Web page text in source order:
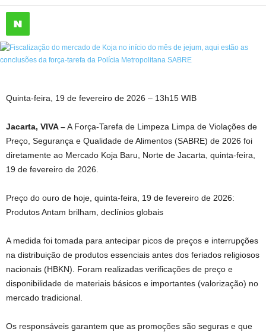
Quinta-feira, 19 de fevereiro de 2026 – 13h15 WIB
Jacarta, VIVA –A Força-Tarefa de Limpeza Limpa de Violações de
Preço, Segurança e Qualidade de Alimentos (SABRE) de 2026 foi
diretamente ao Mercado Koja Baru, Norte de Jacarta, quinta-feira,
19 de fevereiro de 2026.
Preço do ouro de hoje, quinta-feira, 19 de fevereiro de 2026:
Produtos Antam brilham, declínios globais
A medida foi tomada para antecipar picos de preços e interrupções
na distribuição de produtos essenciais antes dos feriados religiosos
nacionais (HBKN). Foram realizadas verificações de preço e
disponibilidade de materiais básicos e importantes (valorização) no
mercado tradicional.
Os responsáveis ​​garantem que as promoções são seguras e que